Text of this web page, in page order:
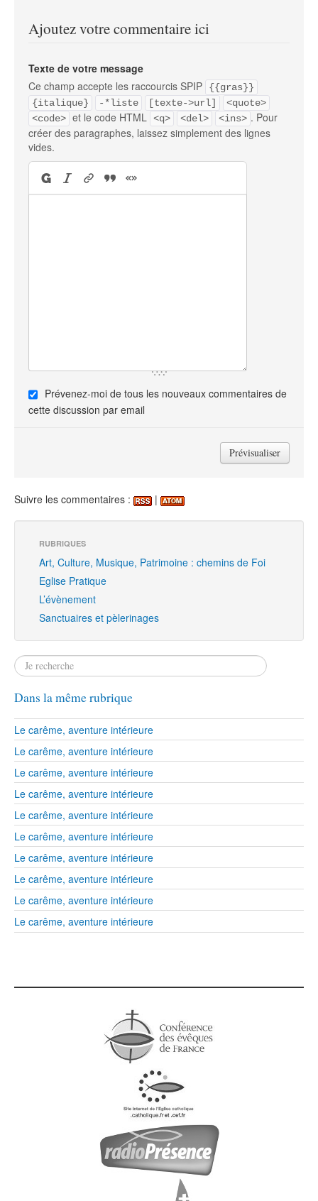
Ajoutez votre commentaire ici
Texte de votre message
Ce champ accepte les raccourcis SPIP
{{gras}}
{italique}
-*liste [texte->url]
<quote>
<code> et le code HTML <q> <del> <ins> . Pour
créer des paragraphes, laissez simplement des lignes
vides.
Prévenez-moi de tous les nouveaux commentaires de
cette discussion par email
Suivre les commentaires : |
RUBRIQUES
Art, Culture, Musique, Patrimoine : chemins de Foi
Eglise Pratique
L’évènement
Sanctuaires et pèlerinages
Dans la même rubrique
Le carême, aventure intérieure
Le carême, aventure intérieure
Le carême, aventure intérieure
Le carême, aventure intérieure
Le carême, aventure intérieure
Le carême, aventure intérieure
Le carême, aventure intérieure
Le carême, aventure intérieure
Le carême, aventure intérieure
Le carême, aventure intérieure